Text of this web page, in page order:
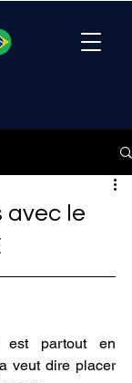
avec le
est partout en
veut dire placer